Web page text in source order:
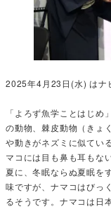
2025年4月23日(水) はナ
「よろず魚学ことはじ
の動物、棘皮動物（きょ
や動きがネズミに似てい
マコには目も鼻も耳もな
夏に、冬眠ならぬ夏眠を
味ですが、ナマコはびっ
るそうです。ナマコは日